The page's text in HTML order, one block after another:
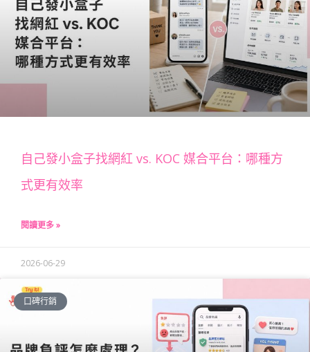
自己發小盒子找網紅 vs. KOC 媒合平台：哪種方
式更有效率
閱讀更多 »
2026-06-29
口碑行銷